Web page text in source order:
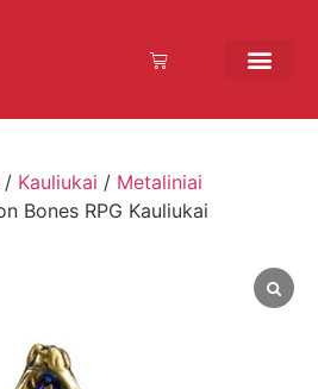
/ Kauliukai / Metaliniai
Bones RPG Kauliukai